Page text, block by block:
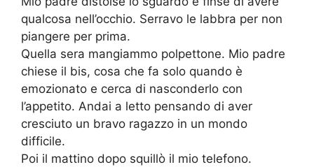
qualcosa nell’occhio. Serravo le labbra per non
piangere per prima.
Quella sera mangiammo polpettone. Mio padre
chiese il bis, cosa che fa solo quando è
emozionato e cerca di nasconderlo con
l’appetito. Andai a letto pensando di aver
cresciuto un bravo ragazzo in un mondo
difficile.
Poi il mattino dopo squillò il mio telefono.